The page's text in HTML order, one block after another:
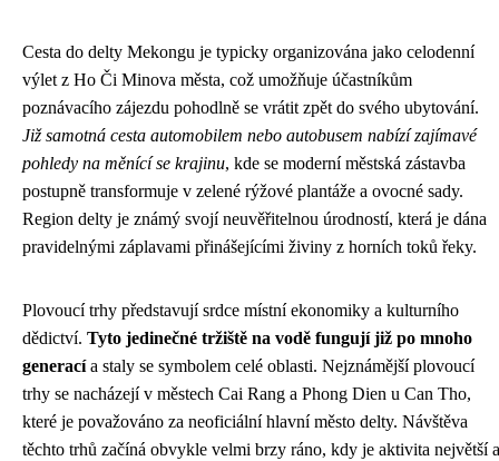
Cesta do delty Mekongu je typicky organizována jako celodenní
výlet z Ho Či Minova města, což umožňuje účastníkům
poznávacího zájezdu pohodlně se vrátit zpět do svého ubytování.
Již samotná cesta automobilem nebo autobusem nabízí zajímavé
pohledy na měnící se krajinu, kde se moderní městská zástavba
postupně transformuje v zelené rýžové plantáže a ovocné sady.
Region delty je známý svojí neuvěřitelnou úrodností, která je dána
pravidelnými záplavami přinášejícími živiny z horních toků řeky.
Plovoucí trhy představují srdce místní ekonomiky a kulturního
dědictví. Tyto jedinečné tržiště na vodě fungují již po mnoho
generacía staly se symbolem celé oblasti. Nejznámější plovoucí
trhy se nacházejí v městech Cai Rang a Phong Dien u Can Tho,
které je považováno za neoficiální hlavní město delty. Návštěva
těchto trhů začíná obvykle velmi brzy ráno, kdy je aktivita největší a